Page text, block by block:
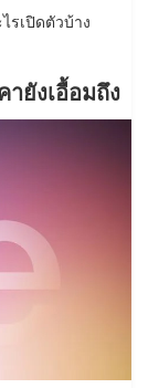
รเปิดตัวบ้าง
ายังเอื้อมถึง